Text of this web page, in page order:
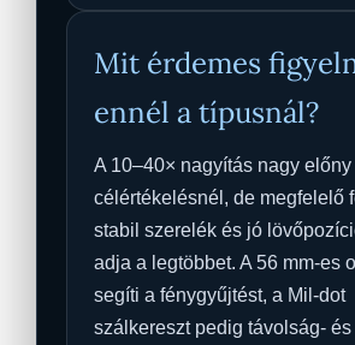
Mit érdemes
ennél a típusnál?
A 10–40× nagyítás nagy előny
célértékelésnél, de megfelelő
stabil szerelék és jó
adja a legtöbbet. A 56 mm-es
segíti a fénygyűjtést, a Mil-dot
szálkereszt pedig távolság- és